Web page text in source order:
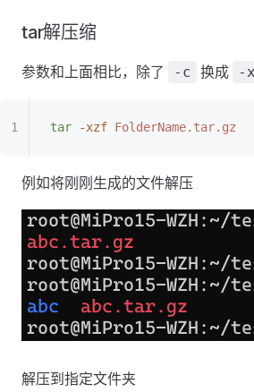
tar解压缩
参数和上面相比，除了 -c 换成 -x
tar -xzf FolderName.tar.gz
例如将刚刚生成的文件解压
解压到指定文件夹